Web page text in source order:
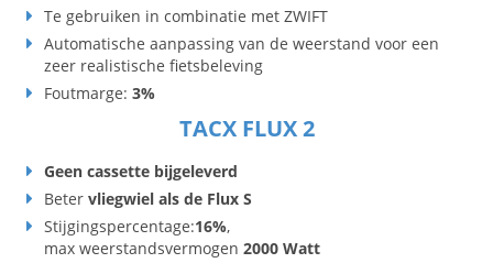
Te gebruiken in combinatie met ZWIFT
Automatische aanpassing van de weerstand voor een
zeer realistische fietsbeleving
Foutmarge: 3%
TACX FLUX 2
Geen cassette bijgeleverd
Beter vliegwiel als de Flux S
Stijgingspercentage:16%,
max weerstandsvermogen 2000 Watt